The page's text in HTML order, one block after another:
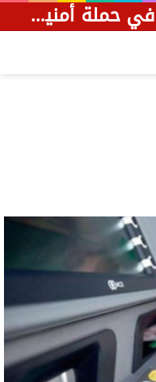
توقيف “11” متهما في حملة أمنية بمحلية أمبدة